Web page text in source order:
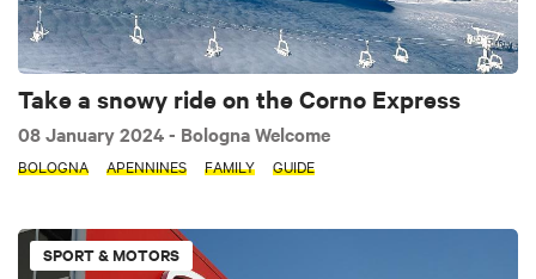
Take a snowy ride on the Corno Express
08 January 2024- Bologna Welcome
BOLOGNA APENNINES FAMILY GUIDE
SPORT & MOTORS